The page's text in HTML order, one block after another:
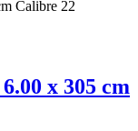
x 305 cm